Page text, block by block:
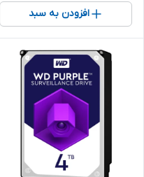
افزودن به سبد